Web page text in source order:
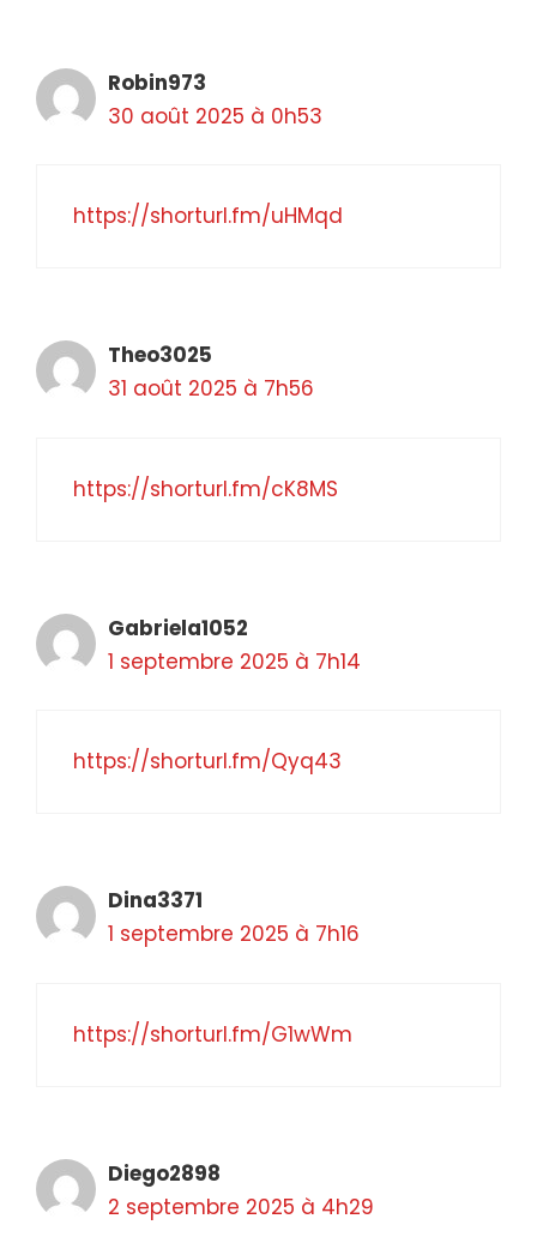
Robin973
30 août 2025 à 0h53
https://shorturl.fm/uHMqd
Theo3025
31 août 2025 à 7h56
https://shorturl.fm/cK8MS
Gabriela1052
1 septembre 2025 à 7h14
https://shorturl.fm/Qyq43
Dina3371
1 septembre 2025 à 7h16
https://shorturl.fm/G1wWm
Diego2898
2 septembre 2025 à 4h29